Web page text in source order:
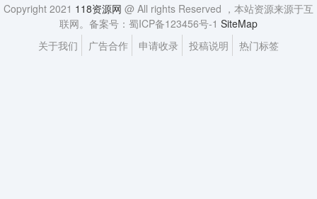
Copyright 2021 118资源网 @ All rights Reserved ，本站资源来源于互
联网。备案号：蜀ICP备123456号-1 SiteMap
关于我们
广告合作 申请收录 投稿说明 热门标签